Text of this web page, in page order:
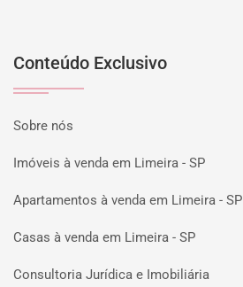
Conteúdo Exclusivo
Sobre nós
Imóveis à venda em Limeira - SP
Apartamentos à venda em Limeira - SP
Casas à venda em Limeira - SP
Consultoria Jurídica e Imobiliária